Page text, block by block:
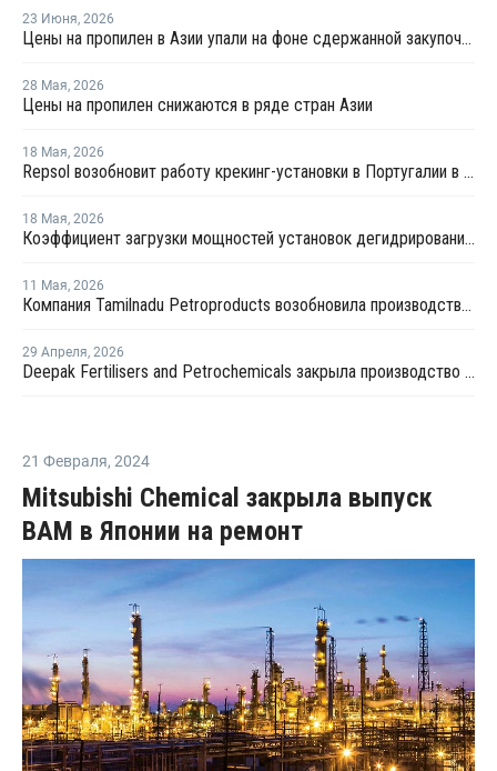
23 Июня, 2026
Цены на пропилен в Азии упали на фоне сдержанной закупочной активности
28 Мая, 2026
Цены на пропилен снижаются в ряде стран Азии
18 Мая, 2026
Repsol возобновит работу крекинг-установки в Португалии в июне
18 Мая, 2026
Коэффициент загрузки мощностей установок дегидрированию пропана в Китае в мае снизится примерно до 50%
11 Мая, 2026
Компания Tamilnadu Petroproducts возобновила производство окиси пропилена
29 Апреля, 2026
Deepak Fertilisers and Petrochemicals закрыла производство изопропилового спирта из-за перебоев в поставках пропилена
21 Февраля, 2024
Mitsubishi Chemical закрыла выпуск
ВАМ в Японии на ремонт